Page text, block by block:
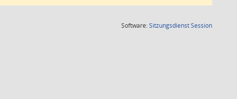
Software:SitzungsdienstSession(Wird in